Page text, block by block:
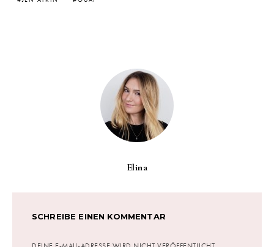
Elina
SCHREIBE EINEN KOMMENTAR